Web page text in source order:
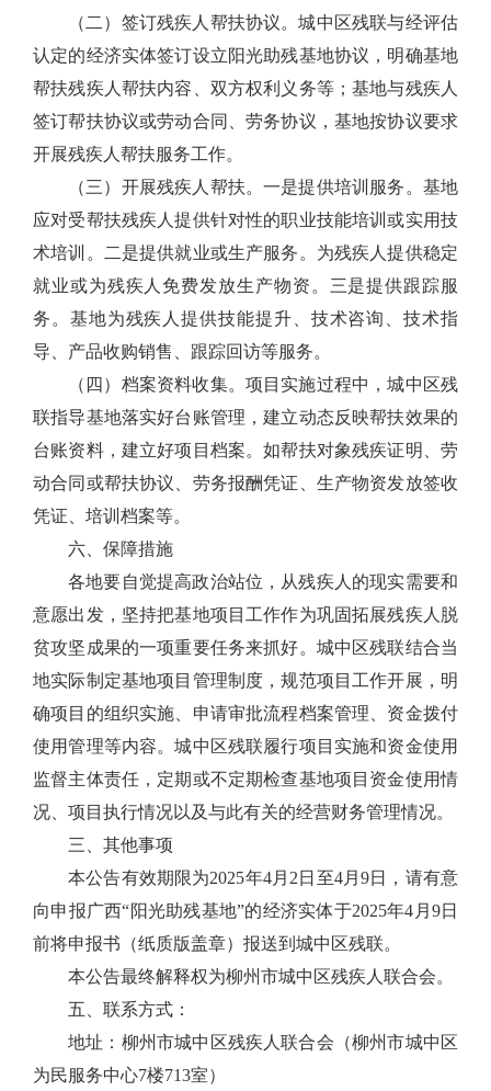
（二）签订残疾人帮扶协议。城中区残联与经评估
认定的经济实体签订设立阳光助残基地协议，明确基地
帮扶残疾人帮扶内容、双方权利义务等；基地与残疾人
签订帮扶协议或劳动合同、劳务协议，基地按协议要求
开展残疾人帮扶服务工作。
（三）开展残疾人帮扶。一是提供培训服务。基地
应对受帮扶残疾人提供针对性的职业技能培训或实用技
术培训。二是提供就业或生产服务。为残疾人提供稳定
就业或为残疾人免费发放生产物资。三是提供跟踪服
务。基地为残疾人提供技能提升、技术咨询、技术指
导、产品收购销售、跟踪回访等服务。
（四）档案资料收集。项目实施过程中，城中区残
联指导基地落实好台账管理，建立动态反映帮扶效果的
台账资料，建立好项目档案。如帮扶对象残疾证明、劳
动合同或帮扶协议、劳务报酬凭证、生产物资发放签收
凭证、培训档案等。
六、保障措施
各地要自觉提高政治站位，从残疾人的现实需要和
意愿出发，坚持把基地项目工作作为巩固拓展残疾人脱
贫攻坚成果的一项重要任务来抓好。城中区残联结合当
地实际制定基地项目管理制度，规范项目工作开展，明
确项目的组织实施、申请审批流程档案管理、资金拨付
使用管理等内容。城中区残联履行项目实施和资金使用
监督主体责任，定期或不定期检查基地项目资金使用情
况、项目执行情况以及与此有关的经营财务管理情况。
三、其他事项
本公告有效期限为2025年4月2日至4月9日，请有意
向申报广西“阳光助残基地”的经济实体于2025年4月9日
前将申报书（纸质版盖章）报送到城中区残联。
本公告最终解释权为柳州市城中区残疾人联合会。
五、联系方式：
地址：柳州市城中区残疾人联合会（柳州市城中区
为民服务中心7楼713室）